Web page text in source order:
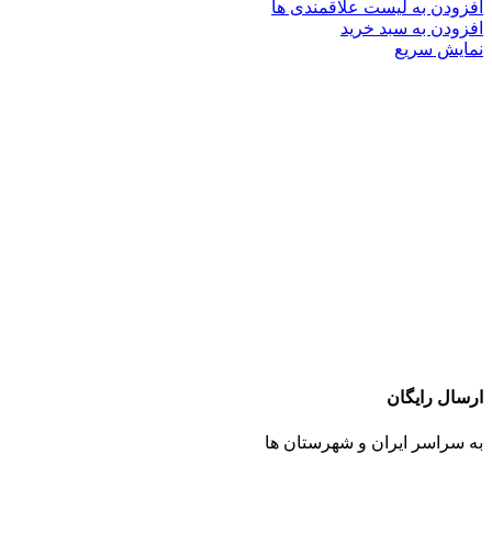
افزودن به لیست علاقمندی ها
افزودن به سبد خرید
نمایش سریع
ارسال رایگان
به سراسر ایران و شهرستان ها